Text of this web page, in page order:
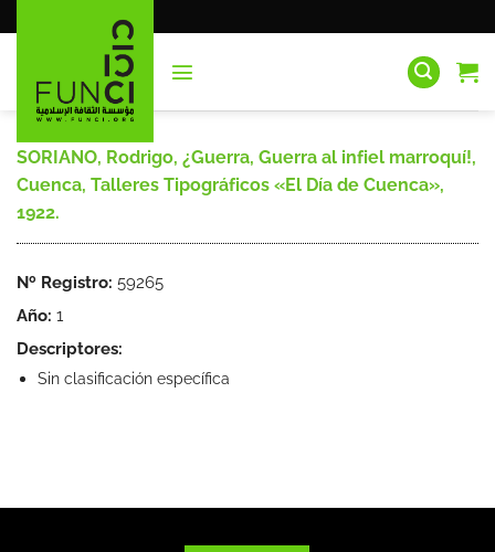
al
SORIANO, Rodrigo, ¿Guerra, Guerra al infiel marroquí!,
Cuenca, Talleres Tipográficos «El Día de Cuenca»,
1922.
Nº Registro: 59265
Año: 1
Descriptores:
Sin clasificación específica